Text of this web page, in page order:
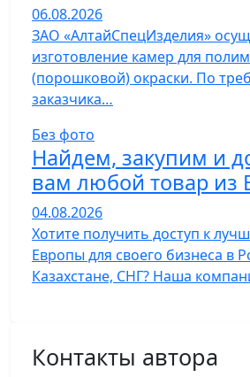
06.08.2026
ЗАО «АлтайСпецИзделия»
изготовление камер для
(порошковой) окраски. По
заказчика…
Без фото
Найдем, закупим и
вам любой товар из
04.08.2026
Хотите получить доступ к
Европы для своего бизнеса в
Казахстане, СНГ? Наша
Контакты автора